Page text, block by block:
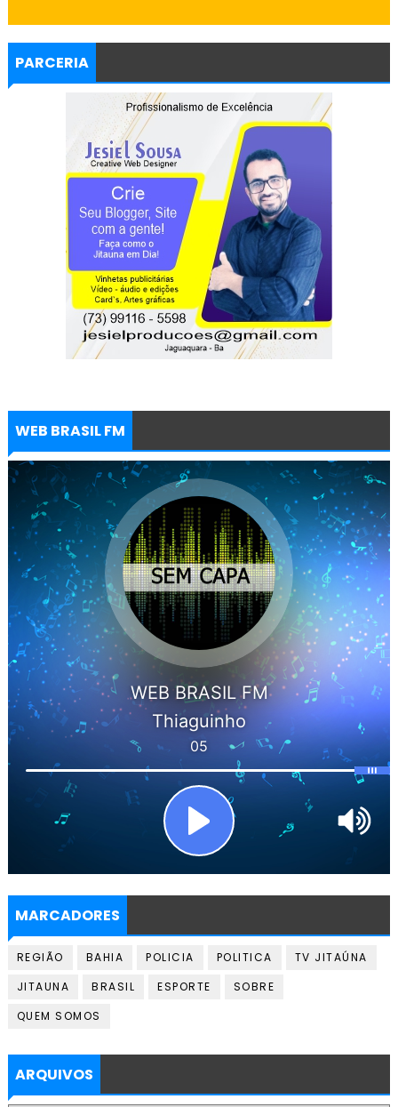
PARCERIA
WEB BRASIL FM
MARCADORES
REGIÃO BAHIA POLICIA POLITICA
TV JITAÚNA
JITAUNA
BRASIL ESPORTE
SOBRE
QUEM SOMOS
ARQUIVOS